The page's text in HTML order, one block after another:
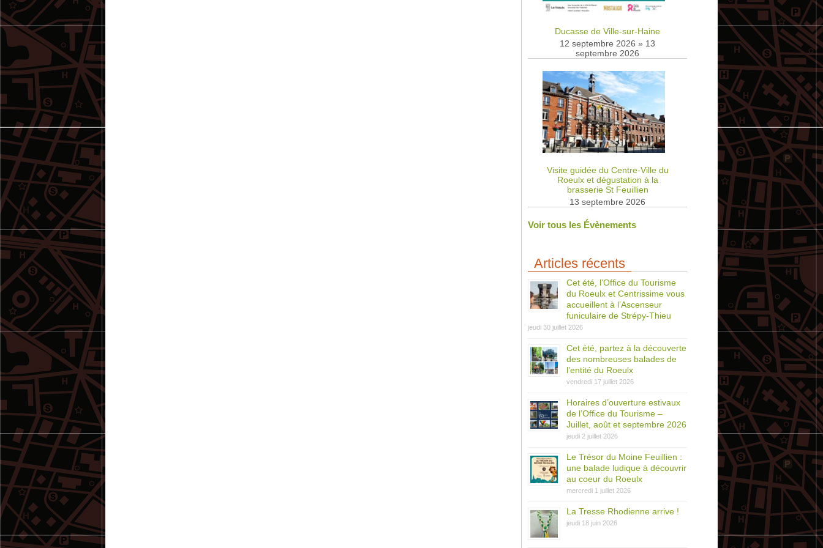
Ducasse de Ville-sur-Haine
12 septembre 2026 » 13
septembre 2026
Visite guidée du Centre-Ville du
Roeulx et dégustation à la
brasserie St Feuillien
13 septembre 2026
Voir tous les Évènements
Articles récents
Cet été, l’Office du Tourisme
du Roeulx et Centrissime vous
accueillent à l’Ascenseur
funiculaire de Strépy-Thieu
jeudi 30 juillet 2026
Cet été, partez à la découverte
des nombreuses balades de
l’entité du Roeulx
vendredi 17 juillet 2026
Horaires d’ouverture estivaux
de l’Office du Tourisme –
Juillet, août et septembre 2026
jeudi 2 juillet 2026
Le Trésor du Moine Feuillien :
une balade ludique à découvrir
au coeur du Roeulx
mercredi 1 juillet 2026
La Tresse Rhodienne arrive !
jeudi 18 juin 2026